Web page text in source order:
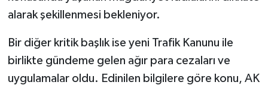
alarak şekillenmesi bekleniyor.
Bir diğer kritik başlık ise yeni Trafik Kanunu ile
birlikte gündeme gelen ağır para cezaları ve
uygulamalar oldu. Edinilen bilgilere göre konu, AK